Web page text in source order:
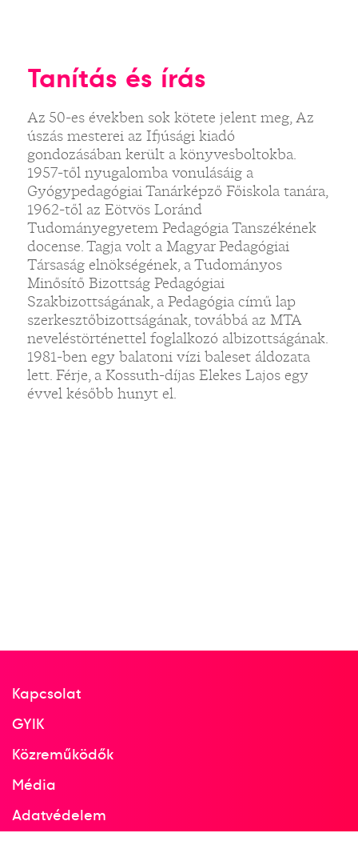
Tanítás és írás
Az 50-es években sok kötete jelent meg, Az
úszás mesterei az Ifjúsági kiadó
gondozásában került a könyvesboltokba.
1957-től nyugalomba vonulásáig a
Gyógypedagógiai Tanárképző Főiskola tanára,
1962-től az Eötvös Loránd
Tudományegyetem Pedagógia Tanszékének
docense. Tagja volt a Magyar Pedagógiai
Társaság elnökségének, a Tudományos
Minősítő Bizottság Pedagógiai
Szakbizottságának, a Pedagógia című lap
szerkesztőbizottságának, továbbá az MTA
neveléstörténettel foglalkozó albizottságának.
1981-ben egy balatoni vízi baleset áldozata
lett. Férje, a Kossuth-díjas Elekes Lajos egy
évvel később hunyt el.
Kapcsolat
GYIK
Közreműködők
Média
Adatvédelem